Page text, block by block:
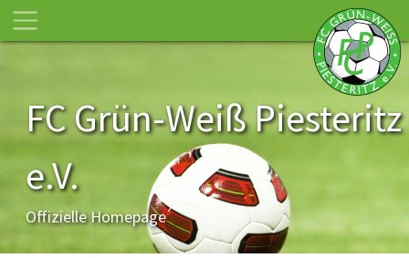
FC Grün-Weiß Piesteritz
e.V.
Offizielle Homepage